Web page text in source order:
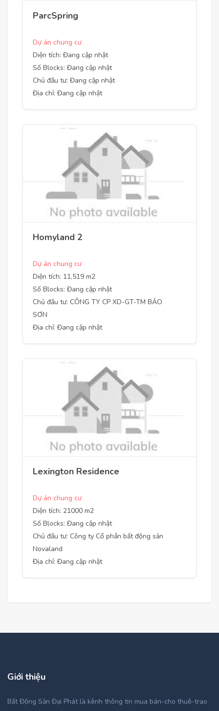
ParcSpring
Dự án chung cư
Diện tích: Đang cập nhật
Số Blocks: Đang cập nhật
Chủ đầu tư: Đang cập nhật
Địa chỉ: Đang cập nhật
Homyland 2
Dự án chung cư
Diện tích: 11,519 m2
Số Blocks: Đang cập nhật
Chủ đầu tư: CÔNG TY CP XD-GT-TM BẢO
SƠN
Địa chỉ: Đang cập nhật
Lexington Residence
Dự án chung cư
Diện tích: 21000 m2
Số Blocks: Đang cập nhật
Chủ đầu tư: Công ty Cổ phần bất động sản
Novaland
Địa chỉ: Đang cập nhật
Giới thiệu
Bất Động Sản Đại Phát là kênh thông tin mua bán-cho thuê-trao